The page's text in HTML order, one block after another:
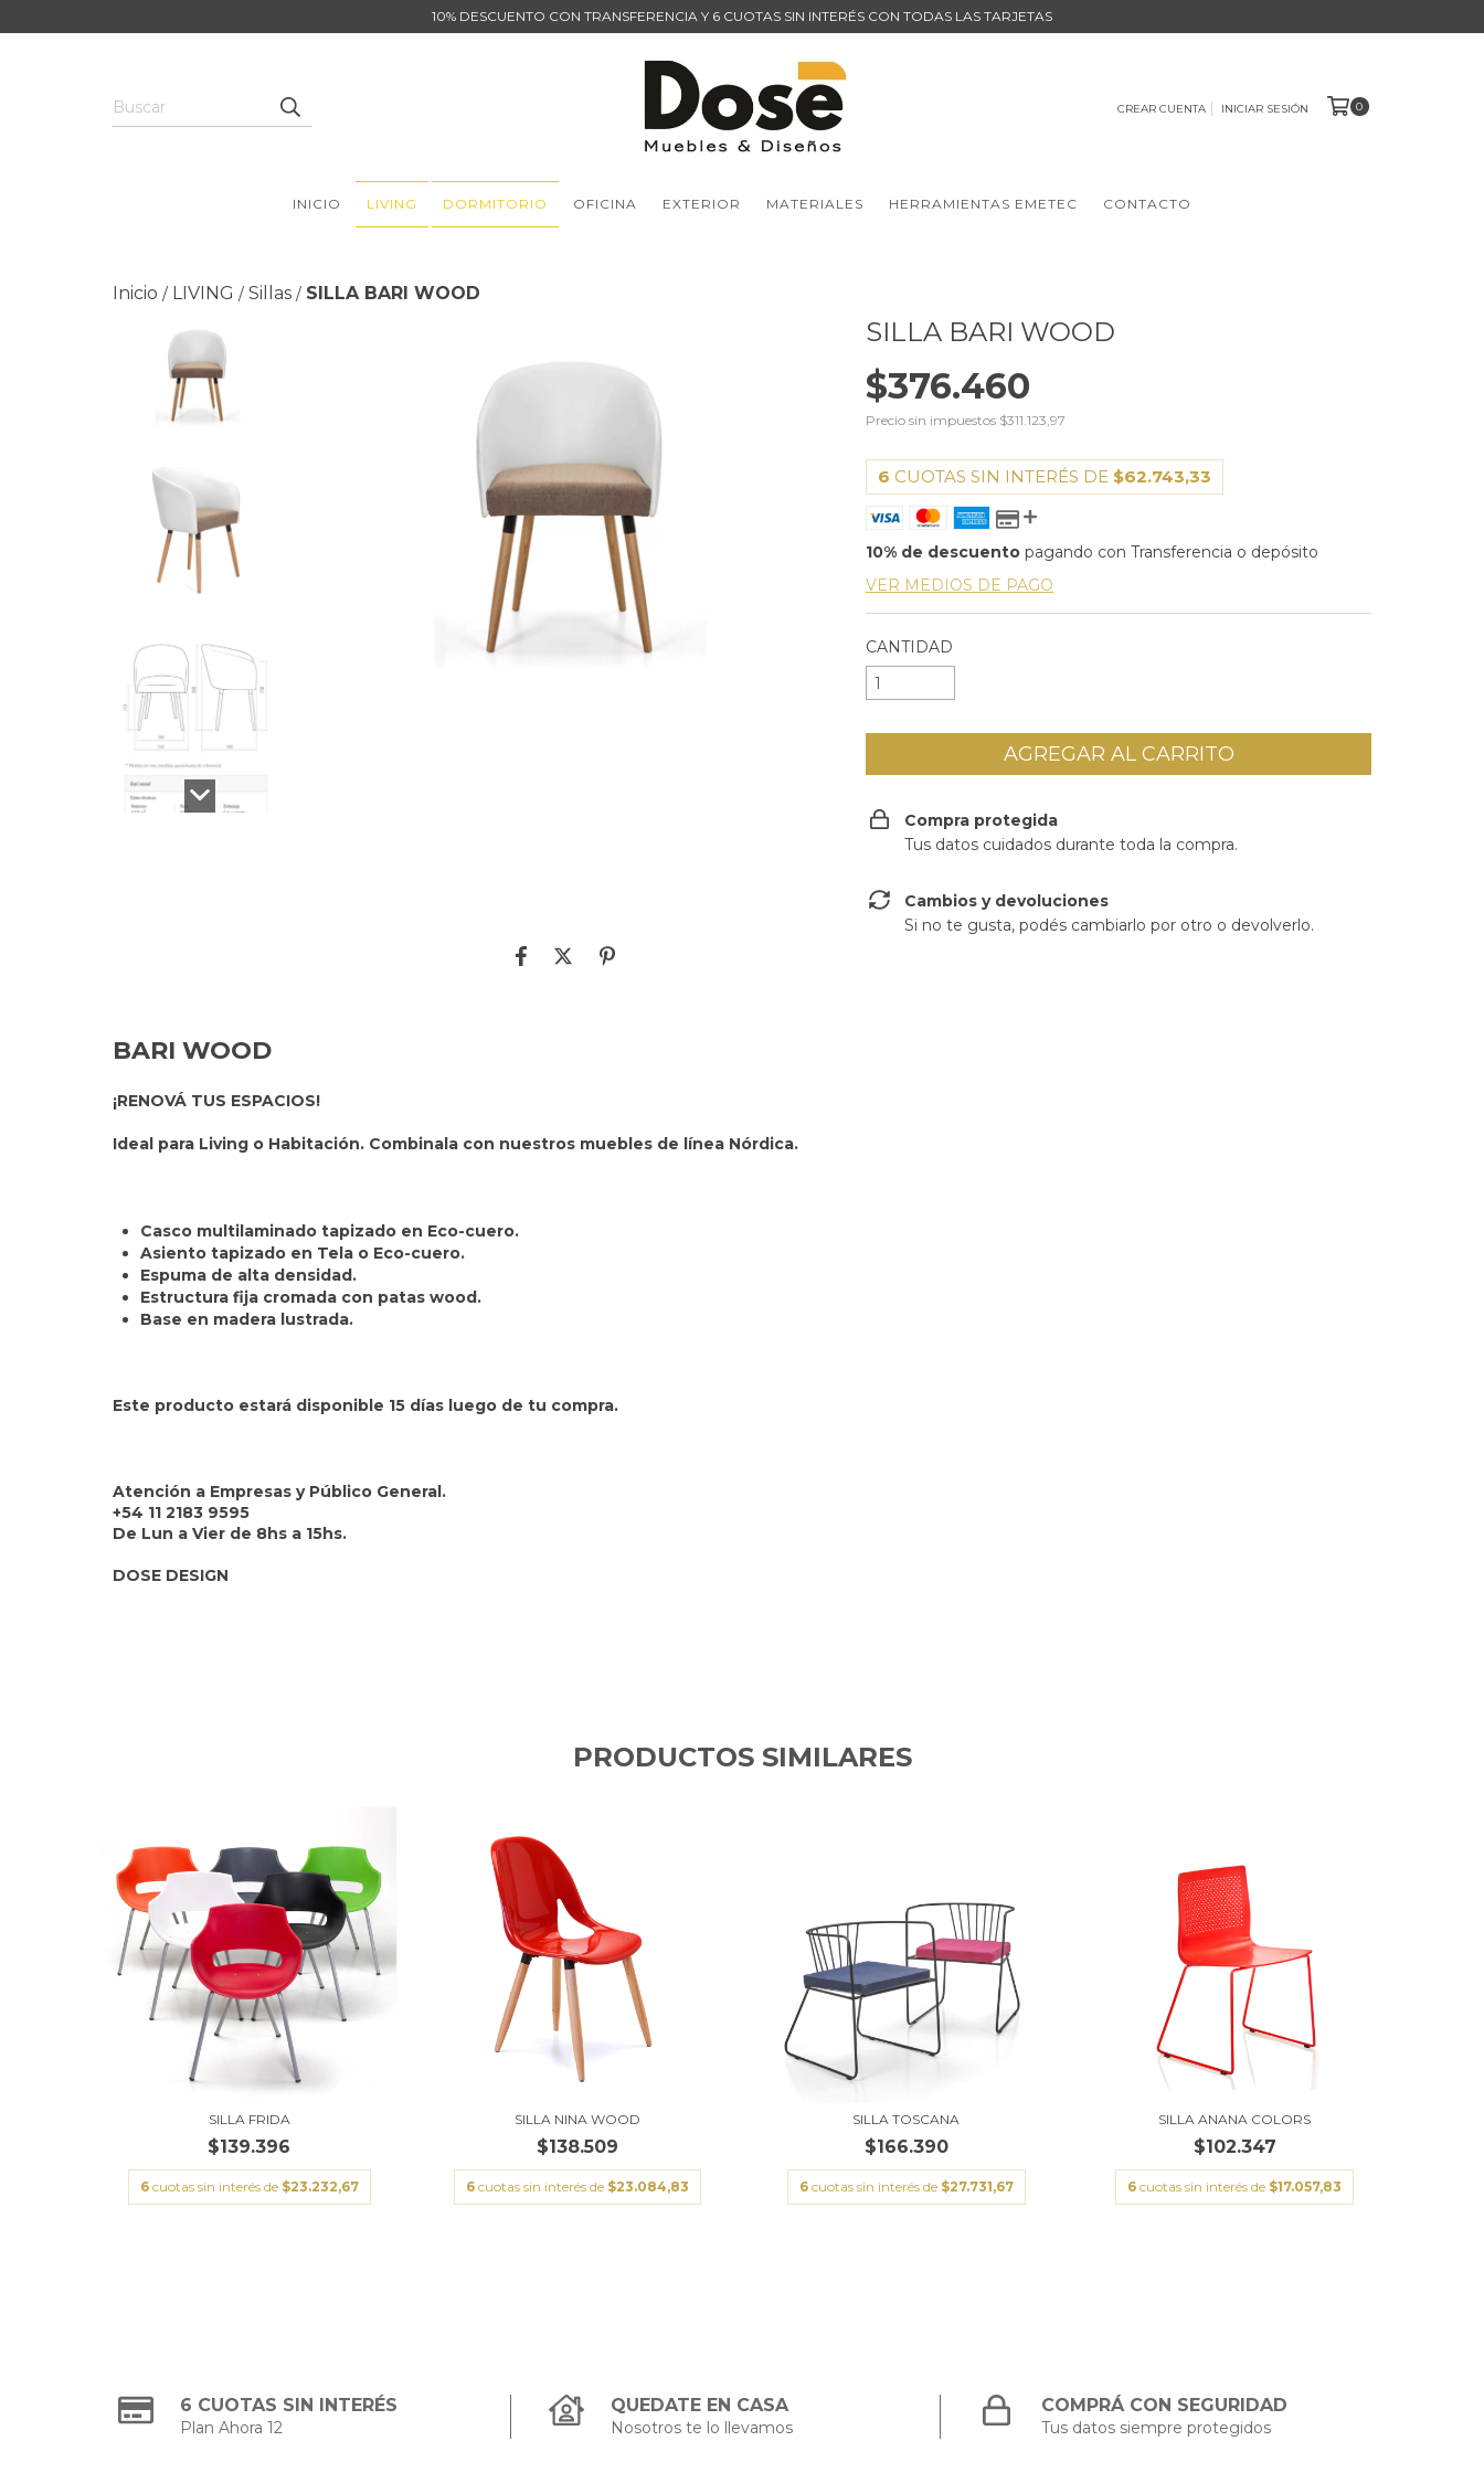
10% DESCUENTO CON TRANSFERENCIA Y 6 CUOTAS SIN INTERÉS CON TODAS LAS TARJETAS
CREAR CUENTA INICIAR SESIÓN 0
INICIO LIVING DORMITORIO OFICINA EXTERIOR MATERIALES HERRAMIENTAS EMETEC CONTACTO
Inicio / LIVING / Sillas / SILLA BARI WOOD
BARI WOOD
¡RENOVÁ TUS ESPACIOS!
Ideal para Living o Habitación. Combinala con nuestros muebles de línea Nórdica.
Casco multilaminado tapizado en Eco-cuero.
Asiento tapizado en Tela o Eco-cuero.
Espuma de alta densidad.
Estructura fija cromada con patas wood.
Base en madera lustrada.
Este producto estará disponible 15 días luego de tu compra.
Atención a Empresas y Público General.
+54 11 2183 9595
De Lun a Vier de 8hs a 15hs.
DOSE DESIGN
SILLA BARI WOOD
$376.460
Precio sin impuestos $311.123,97
6 CUOTAS SIN INTERÉS DE $62.743,33
10% de descuento pagando con Transferencia o depósito
VER MEDIOS DE PAGO
CANTIDAD
Compra protegida
Tus datos cuidados durante toda la compra.
Cambios y devoluciones
Si no te gusta, podés cambiarlo por otro o devolverlo.
PRODUCTOS SIMILARES
SILLA FRIDA
$139.396
6 cuotas sin interés de $23.232,67
SILLA NINA WOOD
$138.509
6 cuotas sin interés de $23.084,83
SILLA TOSCANA
$166.390
6 cuotas sin interés de $27.731,67
SILLA ANANA COLORS
$102.347
6 cuotas sin interés de $17.057,83
6 CUOTAS SIN INTERÉS
Plan Ahora 12
QUEDATE EN CASA
Nosotros te lo llevamos
COMPRÁ CON SEGURIDAD
Tus datos siempre protegidos